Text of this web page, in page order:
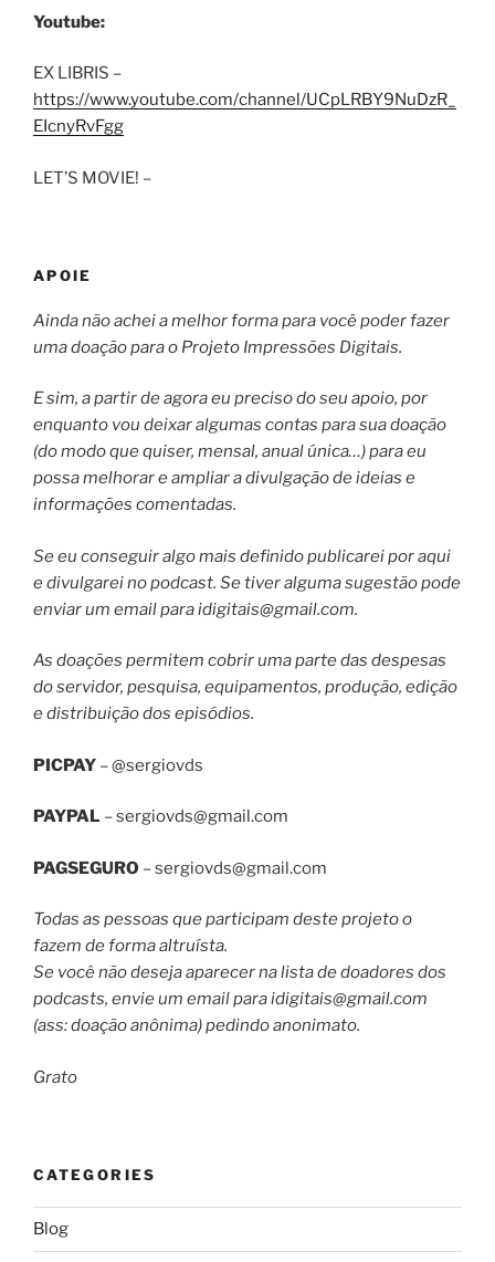
Youtube:
EX LIBRIS –
https://www.youtube.com/channel/UCpLRBY9NuDzR_
EIcnyRvFgg
LET’S MOVIE! –
APOIE
Ainda não achei a melhor forma para você poder fazer
uma doação para o Projeto Impressões Digitais.
E sim, a partir de agora eu preciso do seu apoio, por
enquanto vou deixar algumas contas para sua doação
(do modo que quiser, mensal, anual única…) para eu
possa melhorar e ampliar a divulgação de ideias e
informações comentadas.
Se eu conseguir algo mais definido publicarei por aqui
e divulgarei no podcast. Se tiver alguma sugestão pode
enviar um email paraidigitais@gmail.com.
As doações permitem cobrir uma parte das despesas
do servidor, pesquisa, equipamentos, produção, edição
e distribuição dos episódios.
PICPAY – @sergiovds
PAYPAL –sergiovds@gmail.com
PAGSEGURO –sergiovds@gmail.com
Todas as pessoas que participam deste projeto o
fazem de forma altruísta.
Se você não deseja aparecer na lista de doadores dos
podcasts, envie um email paraidigitais@gmail.com
(ass: doação anônima) pedindo anonimato.
Grato
CATEGORIES
Blog